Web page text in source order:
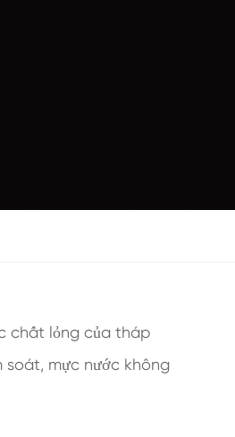
chất lỏng của tháp
soát, mực nước không